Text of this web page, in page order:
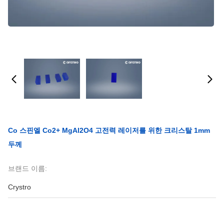
Co 스핀엘 Co2+ MgAl2O4 고전력 레이저를 위한 크리스탈 1mm
두께
브랜드 이름:
Crystro